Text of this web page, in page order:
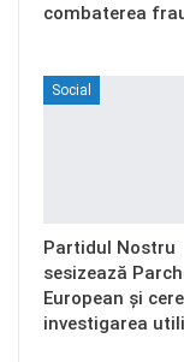
combaterea
Social
Partidul Nostru
sesizează
European și cere
investigarea